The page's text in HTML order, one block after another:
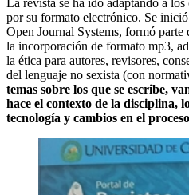
La revista se ha ido adaptando a
por su formato electrónico. Se
Open Journal Systems, formó
la incorporación de formato mp3,
la ética para autores, revisores,
del lenguaje no sexista (con
temas sobre los que se escribe,
hace el contexto de la disciplina,
tecnología y cambios en el